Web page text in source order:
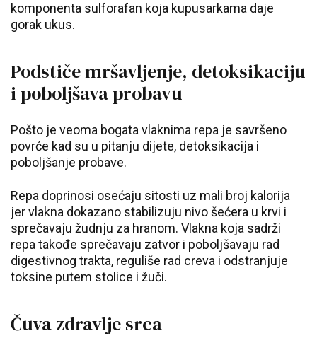
komponenta sulforafan koja kupusarkama daje
gorak ukus.
Podstiče mršavljenje, detoksikaciju
i poboljšava probavu
Pošto je veoma bogata vlaknima repa je savršeno
povrće kad su u pitanju dijete, detoksikacija i
poboljšanje probave.
Repa doprinosi osećaju sitosti uz mali broj kalorija
jer vlakna dokazano stabilizuju nivo šećera u krvi i
sprečavaju žudnju za hranom. Vlakna koja sadrži
repa takođe sprečavaju zatvor i poboljšavaju rad
digestivnog trakta, reguliše rad creva i odstranjuje
toksine putem stolice i žuči.
Čuva zdravlje srca